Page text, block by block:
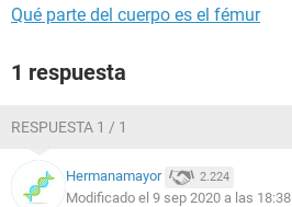
Qué parte del cuerpo es el fémur
1 respuesta
RESPUESTA 1 / 1
Hermanamayor 2.224
Modificado el 9 sep 2020 a las 18:38